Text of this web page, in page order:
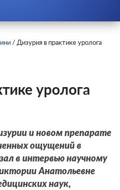
/ Дизурия в практике уролога
уролога
и новом препарате
ощущений в
в интервью научному
Анатольевне
наук,